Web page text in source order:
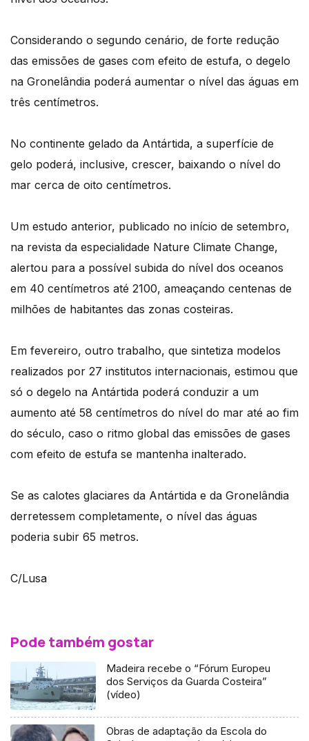
Considerando o segundo cenário, de forte redução
das emissões de gases com efeito de estufa, o degelo
na Gronelândia poderá aumentar o nível das águas em
três centímetros.
No continente gelado da Antártida, a superfície de
gelo poderá, inclusive, crescer, baixando o nível do
mar cerca de oito centímetros.
Um estudo anterior, publicado no início de setembro,
na revista da especialidade Nature Climate Change,
alertou para a possível subida do nível dos oceanos
em 40 centímetros até 2100, ameaçando centenas de
milhões de habitantes das zonas costeiras.
Em fevereiro, outro trabalho, que sintetiza modelos
realizados por 27 institutos internacionais, estimou que
só o degelo na Antártida poderá conduzir a um
aumento até 58 centímetros do nível do mar até ao fim
do século, caso o ritmo global das emissões de gases
com efeito de estufa se mantenha inalterado.
Se as calotes glaciares da Antártida e da Gronelândia
derretessem completamente, o nível das águas
poderia subir 65 metros.
C/Lusa
Pode também gostar
Madeira recebe o “Fórum Europeu
dos Serviços da Guarda Costeira”
(vídeo)
Obras de adaptação da Escola do